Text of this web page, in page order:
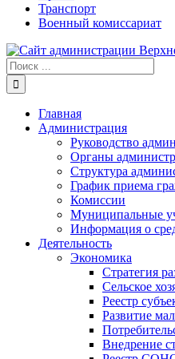
Транспорт
Военный комиссариат
Результат
поиска:
Главная
Администрация
Руководство
Органы
Структура
График приема
Комиссии
Муниципальные
Информация о
Деятельность
Экономика
Стратегия
Сельское
Реестр
Развитие
Внедрение